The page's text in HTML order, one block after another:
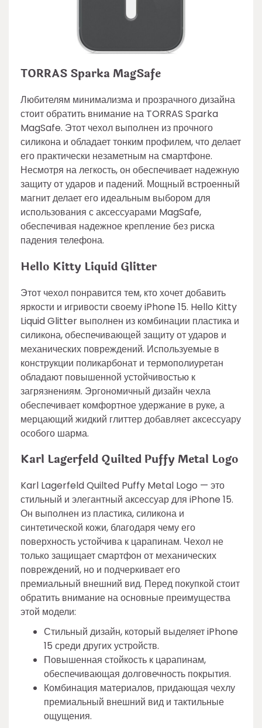
TORRAS Sparka MagSafe
Любителям минимализма и прозрачного дизайна
стоит обратить внимание на TORRAS Sparka
MagSafe. Этот чехол выполнен из прочного
силикона и обладает тонким профилем, что делает
его практически незаметным на смартфоне.
Несмотря на легкость, он обеспечивает надежную
защиту от ударов и падений. Мощный встроенный
магнит делает его идеальным выбором для
использования с аксессуарами MagSafe,
обеспечивая надежное крепление без риска
падения телефона.
Hello Kitty Liquid Glitter
Этот чехол понравится тем, кто хочет добавить
яркости и игривости своему iPhone 15. Hello Kitty
Liquid Glitter выполнен из комбинации пластика и
силикона, обеспечивающей защиту от ударов и
механических повреждений. Используемые в
конструкции поликарбонат и термополиуретан
обладают повышенной устойчивостью к
загрязнениям. Эргономичный дизайн чехла
обеспечивает комфортное удержание в руке, а
мерцающий жидкий глиттер добавляет аксессуару
особого шарма.
Karl Lagerfeld Quilted Puffy Metal Logo
Karl Lagerfeld Quilted Puffy Metal Logo — это
стильный и элегантный аксессуар для iPhone 15.
Он выполнен из пластика, силикона и
синтетической кожи, благодаря чему его
поверхность устойчива к царапинам. Чехол не
только защищает смартфон от механических
повреждений, но и подчеркивает его
премиальный внешний вид. Перед покупкой стоит
обратить внимание на основные преимущества
этой модели:
Стильный дизайн, который выделяет iPhone
15 среди других устройств.
Повышенная стойкость к царапинам,
обеспечивающая долговечность покрытия.
Комбинация материалов, придающая чехлу
премиальный внешний вид и тактильные
ощущения.